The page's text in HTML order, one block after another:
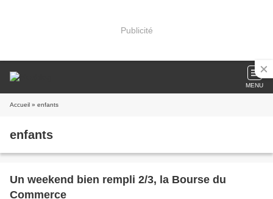
Publicité
MENU
Accueil » enfants
enfants
Un weekend bien rempli 2/3, la Bourse du
Commerce